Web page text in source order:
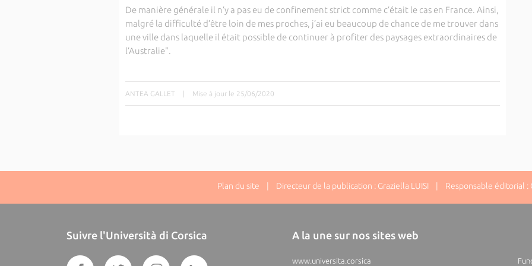
De manière générale il n’y a pas eu de confinement strict comme c’était le cas en France. Ainsi,
malgré la difficulté d’être loin de mes proches, j’ai eu beaucoup de chance de me trouver dans
une ville dans laquelle il était possible de continuer à profiter des paysages extraordinaires de
l’Australie".
ANTEA GALLET | Mise à jour le 25/06/2020
Plan du site | Directeur de la publication : Graziella LUISI | Responsable éditorial :
Suivre l'Università di Corsica A la une sur nos sites web
www.universita.corsica